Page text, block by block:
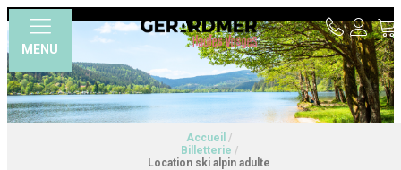
MENU
Accueil /
Billetterie /
Location ski alpin adulte